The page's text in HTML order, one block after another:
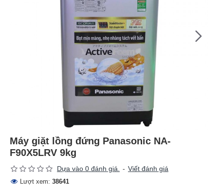
Máy giặt lồng đứng Panasonic NA-
F90X5LRV 9kg
Dựa vào 0 đánh giá. - Viết đánh giá
Lượt xem: 38641